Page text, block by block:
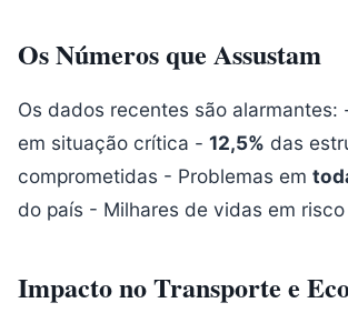
Os Números que Assustam
Os dados recentes são alarmantes:
em situação crítica - 12,5% das
comprometidas - Problemas em
do país - Milhares de vidas em
Impacto no Transporte e